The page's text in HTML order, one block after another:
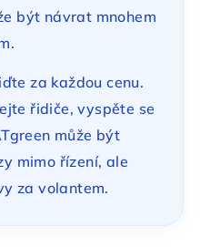
být návrat mnohem
za každou cenu.
řidiče, vyspěte se
může být
mimo řízení, ale
za volantem.